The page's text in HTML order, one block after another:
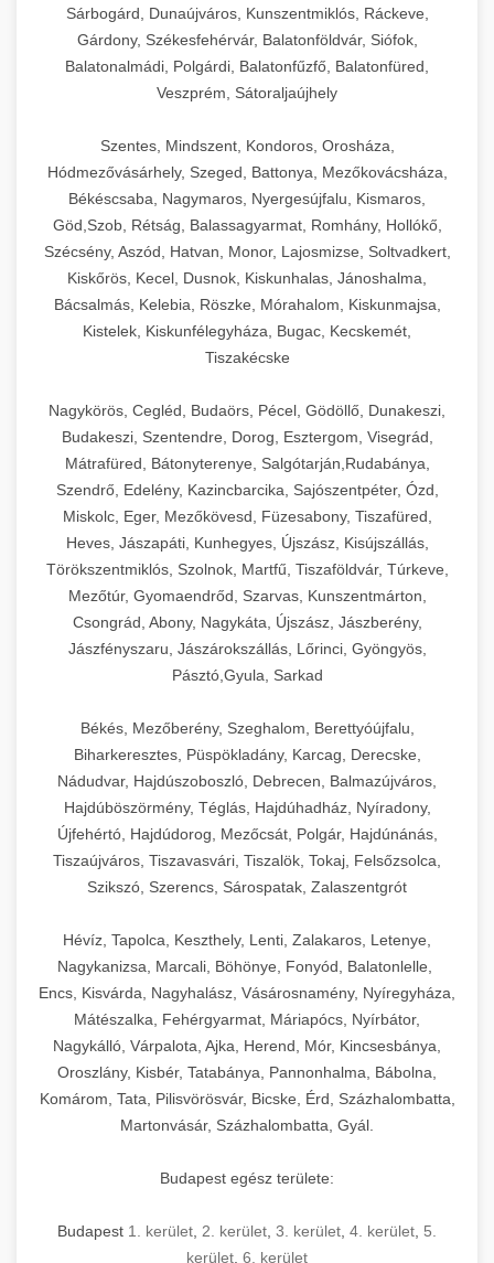
Sárbogárd, Dunaújváros, Kunszentmiklós, Ráckeve,
Gárdony, Székesfehérvár, Balatonföldvár, Siófok,
Balatonalmádi, Polgárdi, Balatonfűzfő, Balatonfüred,
Veszprém, Sátoraljaújhely
Szentes, Mindszent, Kondoros, Orosháza,
Hódmezővásárhely, Szeged, Battonya, Mezőkovácsháza,
Békéscsaba, Nagymaros, Nyergesújfalu, Kismaros,
Göd,Szob, Rétság, Balassagyarmat, Romhány, Hollókő,
Szécsény, Aszód, Hatvan, Monor, Lajosmizse, Soltvadkert,
Kiskőrös, Kecel, Dusnok, Kiskunhalas, Jánoshalma,
Bácsalmás, Kelebia, Röszke, Mórahalom, Kiskunmajsa,
Kistelek, Kiskunfélegyháza, Bugac, Kecskemét,
Tiszakécske
Nagykörös, Cegléd, Budaörs, Pécel, Gödöllő, Dunakeszi,
Budakeszi, Szentendre, Dorog, Esztergom, Visegrád,
Mátrafüred, Bátonyterenye, Salgótarján,Rudabánya,
Szendrő, Edelény, Kazincbarcika, Sajószentpéter, Ózd,
Miskolc, Eger, Mezőkövesd, Füzesabony, Tiszafüred,
Heves, Jászapáti, Kunhegyes, Újszász, Kisújszállás,
Törökszentmiklós, Szolnok, Martfű, Tiszaföldvár, Túrkeve,
Mezőtúr, Gyomaendrőd, Szarvas, Kunszentmárton,
Csongrád, Abony, Nagykáta, Újszász, Jászberény,
Jászfényszaru, Jászárokszállás, Lőrinci, Gyöngyös,
Pásztó,Gyula, Sarkad
Békés, Mezőberény, Szeghalom, Berettyóújfalu,
Biharkeresztes, Püspökladány, Karcag, Derecske,
Nádudvar, Hajdúszoboszló, Debrecen, Balmazújváros,
Hajdúböszörmény, Téglás, Hajdúhadház, Nyíradony,
Újfehértó, Hajdúdorog, Mezőcsát, Polgár, Hajdúnánás,
Tiszaújváros, Tiszavasvári, Tiszalök, Tokaj, Felsőzsolca,
Szikszó, Szerencs, Sárospatak, Zalaszentgrót
Hévíz, Tapolca, Keszthely, Lenti, Zalakaros, Letenye,
Nagykanizsa, Marcali, Böhönye, Fonyód, Balatonlelle,
Encs, Kisvárda, Nagyhalász, Vásárosnamény, Nyíregyháza,
Mátészalka, Fehérgyarmat, Máriapócs, Nyírbátor,
Nagykálló, Várpalota, Ajka, Herend, Mór, Kincsesbánya,
Oroszlány, Kisbér, Tatabánya, Pannonhalma, Bábolna,
Komárom, Tata, Pilisvörösvár, Bicske, Érd, Százhalombatta,
Martonvásár, Százhalombatta, Gyál.
Budapest egész területe:
Budapest 1. kerület 2. kerület 3. kerület 4. kerület 5.
kerület 6. kerület